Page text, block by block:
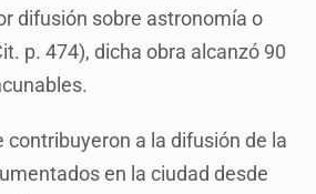
difusión sobre astronomía o
p. 474), dicha obra alcanzó 90
contribuyeron a la difusión de la
en la ciudad desde